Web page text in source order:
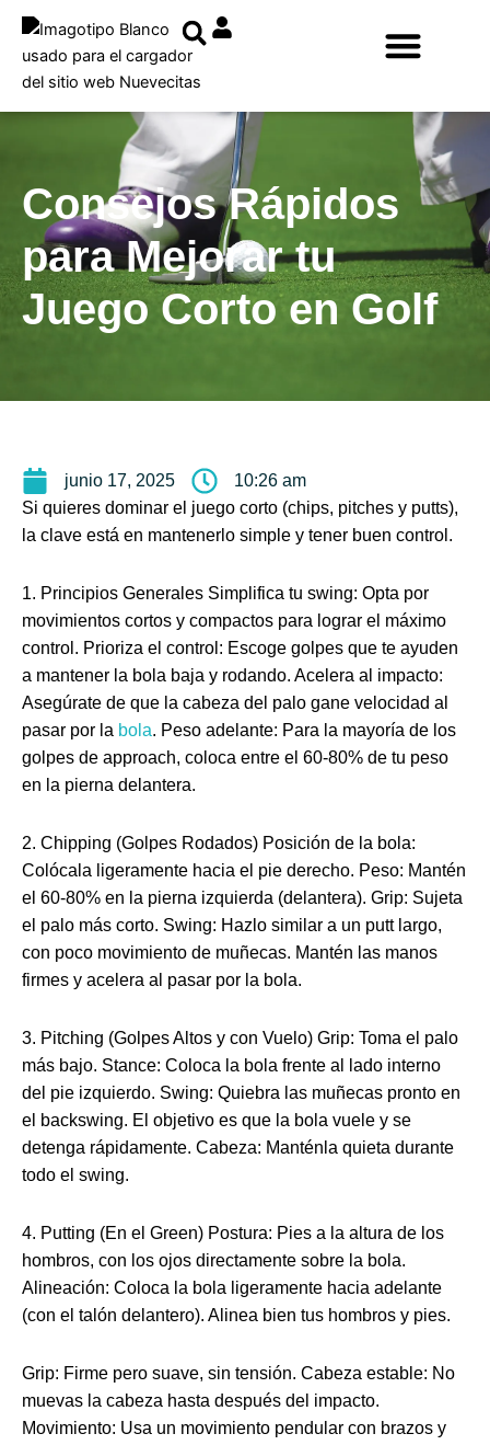
contenido
Consejos Rápidos
para Mejorar tu
Juego Corto en Golf
junio 17, 2025
10:26 am
Si quieres dominar el juego corto (chips, pitches y putts),
la clave está en mantenerlo simple y tener buen control.
1. Principios Generales Simplifica tu swing: Opta por
movimientos cortos y compactos para lograr el máximo
control. Prioriza el control: Escoge golpes que te ayuden
a mantener la bola baja y rodando. Acelera al impacto:
Asegúrate de que la cabeza del palo gane velocidad al
pasar por la bola. Peso adelante: Para la mayoría de los
golpes de approach, coloca entre el 60-80% de tu peso
en la pierna delantera.
2. Chipping (Golpes Rodados) Posición de la bola:
Colócala ligeramente hacia el pie derecho. Peso: Mantén
el 60-80% en la pierna izquierda (delantera). Grip: Sujeta
el palo más corto. Swing: Hazlo similar a un putt largo,
con poco movimiento de muñecas. Mantén las manos
firmes y acelera al pasar por la bola.
3. Pitching (Golpes Altos y con Vuelo) Grip: Toma el palo
más bajo. Stance: Coloca la bola frente al lado interno
del pie izquierdo. Swing: Quiebra las muñecas pronto en
el backswing. El objetivo es que la bola vuele y se
detenga rápidamente. Cabeza: Manténla quieta durante
todo el swing.
4. Putting (En el Green) Postura: Pies a la altura de los
hombros, con los ojos directamente sobre la bola.
Alineación: Coloca la bola ligeramente hacia adelante
(con el talón delantero). Alinea bien tus hombros y pies.
Grip: Firme pero suave, sin tensión. Cabeza estable: No
muevas la cabeza hasta después del impacto.
Movimiento: Usa un movimiento pendular con brazos y